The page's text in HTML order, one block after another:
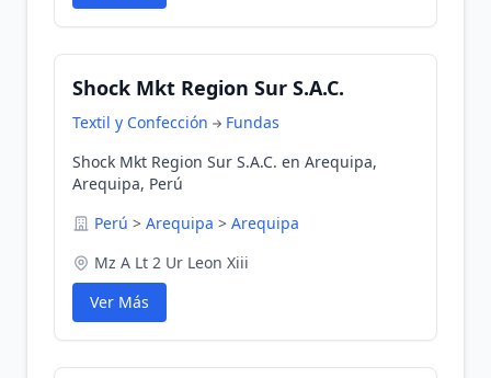
Shock Mkt Region Sur S.A.C.
Textil y Confección
Fundas
Shock Mkt Region Sur S.A.C. en Arequipa,
Arequipa, Perú
Perú > Arequipa > Arequipa
Mz A Lt 2 Ur Leon Xiii
Ver Más